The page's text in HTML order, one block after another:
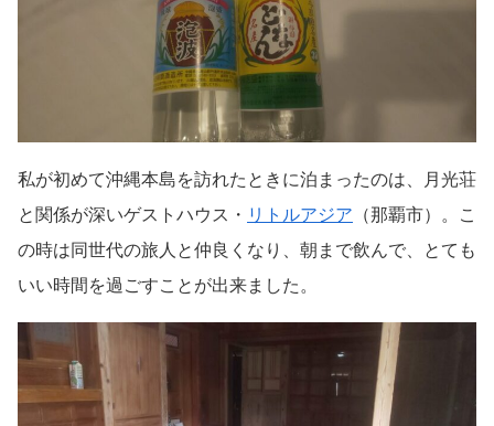
私が初めて沖縄本島を訪れたときに泊まったのは、月光荘
と関係が深いゲストハウス・ リトルアジア （那覇市）。こ
の時は同世代の旅人と仲良くなり、朝まで飲んで、とても
いい時間を過ごすことが出来ました。